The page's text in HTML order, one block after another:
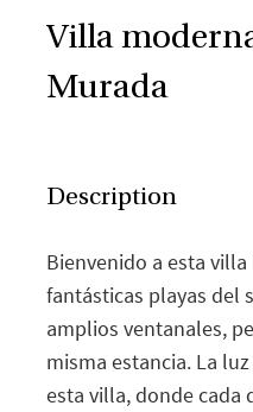
Villa
Murada
Description
Bienvenido a esta
fantásticas playas del
amplios ventanales,
misma estancia. La
esta villa, donde cada